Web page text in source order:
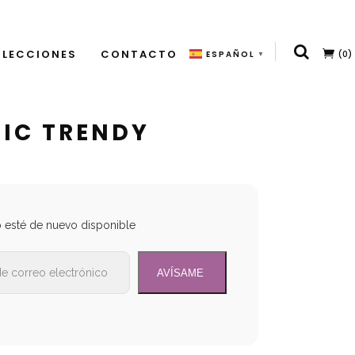
CONTACTO ESPAÑOL ▼ (0)
TRENDY
esté de nuevo disponible